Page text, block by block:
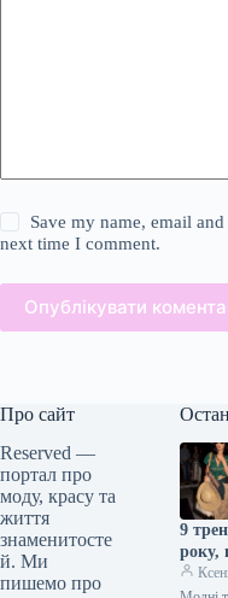
Save my name, email
next time I comment.
Опублікувати
Про сайт
Reserved —
портал про
моду, красу та
життя
знаменитосте
й. Ми
пишемо про
9
року,
х